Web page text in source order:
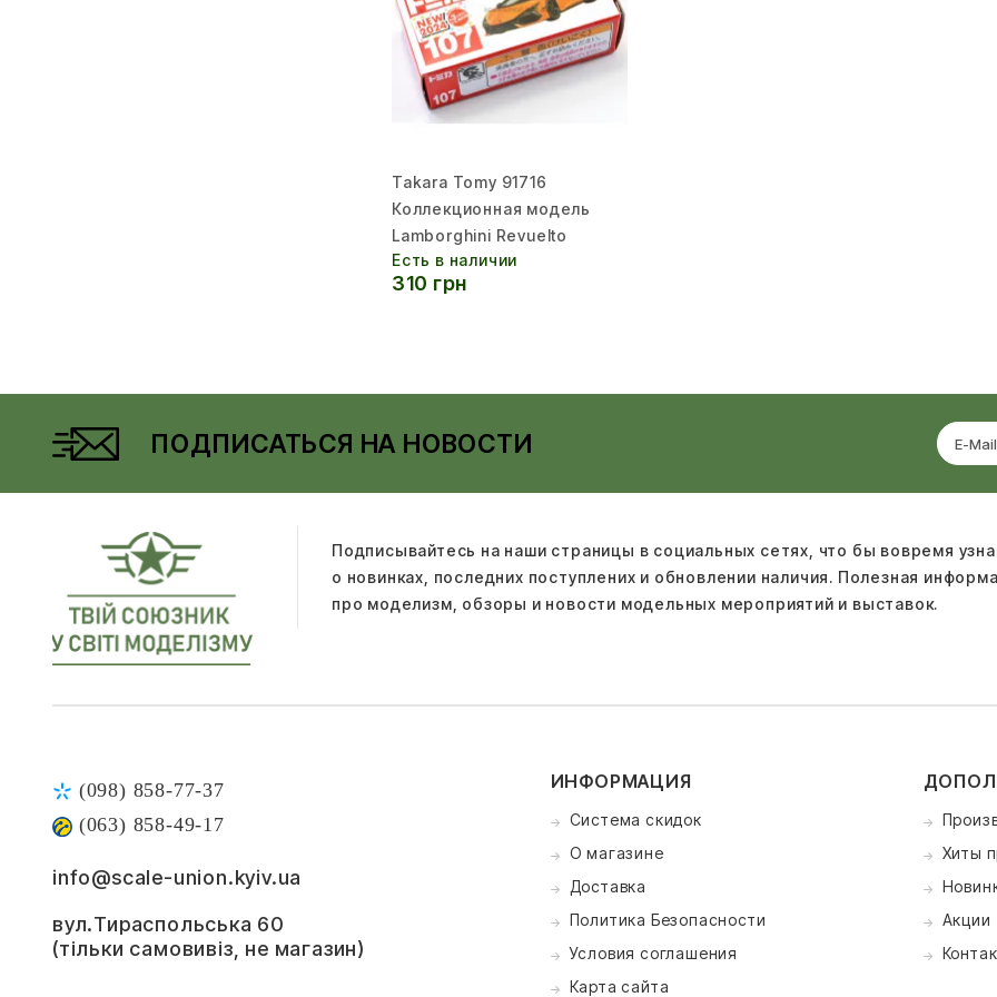
Takara Tomy 91716
Коллекционная модель
Lamborghini Revuelto
Есть в наличии
310 грн
ПОДПИСАТЬСЯ НА НОВОСТИ
Подписывайтесь на наши страницы в социальных сетях, что бы вовремя
о новинках, последних поступлених и обновлении наличия. Полезная
про моделизм, обзоры и новости модельных мероприятий и выставок.
(098) 858-77-37
(063) 858-49-17
info@scale-union.kyiv.ua
вул.Тираспольська 60
(тільки самовивіз, не магазин)
ИНФОРМАЦИЯ
Система скидок
О магазине
Доставка
Политика Безопасности
Условия соглашения
Карта сайта
Хиты
Акции